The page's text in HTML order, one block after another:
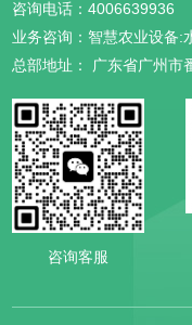
咨询电话：4006639936
业务咨询：智慧农业设备:
总部地址： 广东省广州市
咨询客服